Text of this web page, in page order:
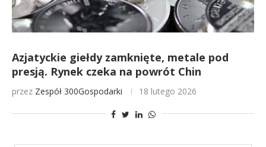
Azjatyckie giełdy zamknięte, metale pod
presją. Rynek czeka na powrót Chin
przez Zespół 300Gospodarki 18 lutego 2026